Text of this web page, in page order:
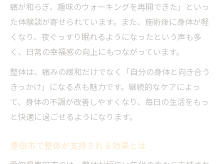
痛が和らぎ、趣味のウォーキングを再開できた」といっ
た体験談が寄せられています。また、施術後に身体が軽
くなり、夜ぐっすり眠れるようになったという声も多
く、日常の幸福感の向上にもつながっています。
整体は、痛みの緩和だけでなく「自分の身体と向き合う
きっかけ」になる点も魅力です。継続的なケアによっ
て、身体の不調が改善しやすくなり、毎日の生活をもっ
と快適に過ごせるようになります。
豊田市で整体が支持される効果とは